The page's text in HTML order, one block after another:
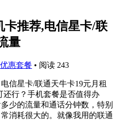
卡推荐,电信星卡/联
量
惠套餐 • 阅读 243
信星卡/联通天牛卡19元月租
还行？手机套餐是否值得办
少的流量和通话分钟数，特别
消耗很大的。就像我用的联通